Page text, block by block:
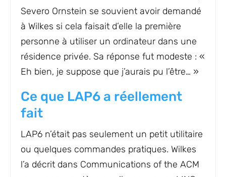
Severo Ornstein se souvient avoir demandé
à Wilkes si cela faisait d’elle la première
personne à utiliser un ordinateur dans une
résidence privée. Sa réponse fut modeste : «
Eh bien, je suppose que j’aurais pu l’être… »
Ce que LAP6 a réellement
fait
LAP6 n’était pas seulement un petit utilitaire
ou quelques commandes pratiques. Wilkes
l’a décrit dans Communications of the ACM